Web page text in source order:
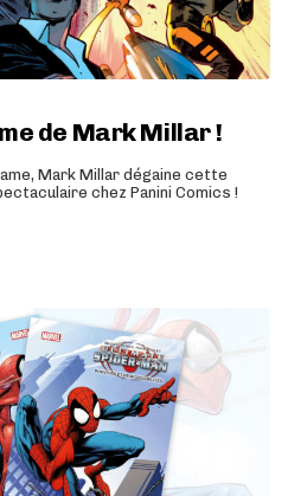
de Mark Millar !
Mark Millar dégaine cette
chez Panini Comics !